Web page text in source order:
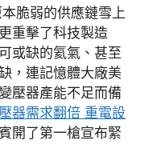
本脆弱的供應鏈雪上
重擊了科技製造
或缺的氦氣、甚至
，連記憶體大廠美
壓器產能不足而備
器需求翻倍 重電設
開了第一槍宣布緊